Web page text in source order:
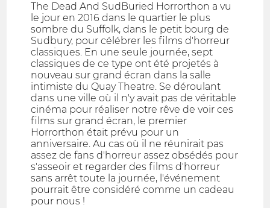
The Dead And SudBuried Horrorthon a vu
le jour en 2016 dans le quartier le plus
sombre du Suffolk, dans le petit bourg de
Sudbury, pour célébrer les films d'horreur
classiques. En une seule journée, sept
classiques de ce type ont été projetés à
nouveau sur grand écran dans la salle
intimiste du Quay Theatre. Se déroulant
dans une ville où il n'y avait pas de véritable
cinéma pour réaliser notre rêve de voir ces
films sur grand écran, le premier
Horrorthon était prévu pour un
anniversaire. Au cas où il ne réunirait pas
assez de fans d'horreur assez obsédés pour
s'asseoir et regarder des films d'horreur
sans arrêt toute la journée, l'événement
pourrait être considéré comme un cadeau
pour nous !